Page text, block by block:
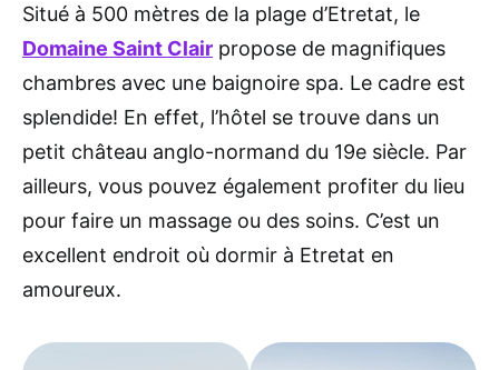
Situé à 500 mètres de la plage d’Etretat, le
Domaine Saint Clair propose de magnifiques
chambres avec une baignoire spa. Le cadre est
splendide! En effet, l’hôtel se trouve dans un
petit château anglo-normand du 19e siècle. Par
ailleurs, vous pouvez également profiter du lieu
pour faire un massage ou des soins. C’est un
excellent endroit où dormir à Etretat en
amoureux.